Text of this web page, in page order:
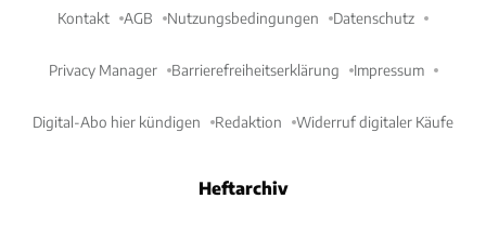
Kontakt AGB Nutzungsbedingungen Datenschutz
Privacy Manager Barrierefreiheitserklärung Impressum
Digital-Abo hier kündigen Redaktion Widerruf digitaler Käufe
Heftarchiv